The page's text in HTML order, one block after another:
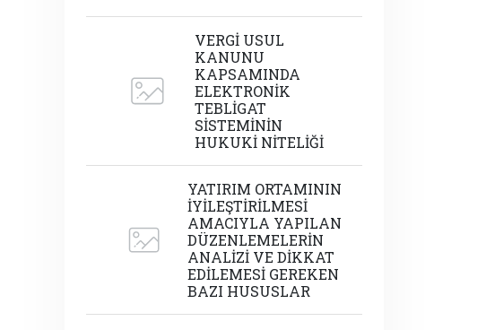
VERGİ USUL
KANUNU
KAPSAMINDA
ELEKTRONİK
TEBLİGAT
SİSTEMİNİN
HUKUKİ NİTELİĞİ
YATIRIM ORTAMININ
İYİLEŞTİRİLMESİ
AMACIYLA YAPILAN
DÜZENLEMELERİN
ANALİZİ VE DİKKAT
EDİLEMESİ GEREKEN
BAZI HUSUSLAR